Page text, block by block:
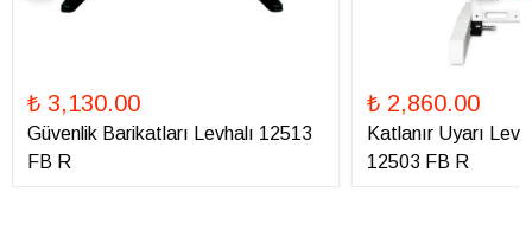
₺ 3,130.00
Güvenlik Barikatları Levhalı 12513
FB R
₺ 2,860.00
Katlanır Uyarı
12503 FB R